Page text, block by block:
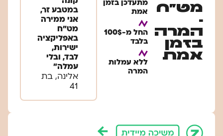
מט"ח
-
המרה
בזמן
אמת
מתעדכן בזמן
אמת​
החל מ-100$
בלבד​
ללא עמלות
המרה
במטבע זר,
אני ממירה
מט״ח
באפליקציה
ישירות,
לבד, ובלי
עמלה״
אלינה, בת
41